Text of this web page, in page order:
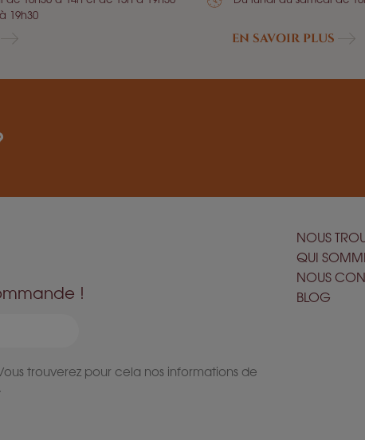
19h30
EN SAVOIR PLUS
!
trouverez pour cela nos informations de
NOUS
QUI
NOUS
BLOG